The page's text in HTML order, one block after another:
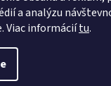
a analýzu
Viac informáciítu.